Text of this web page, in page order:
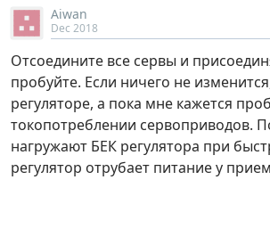
Aiwan
Dec 2018
Отсоедините все сервы и
пробуйте. Если ничего не
регуляторе, а пока мне кажется
токопотреблении сервоприводов.
нагружают БЕК регулятора при
регулятор отрубает питание у